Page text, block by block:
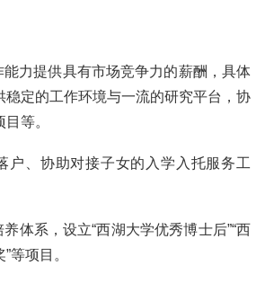
力提供具有市场竞争力的薪酬，具体
稳定的工作环境与一流的研究平台，协
等。
户、协助对接子女的入学入托服务工
体系，设立“西湖大学优秀博士后”“西
等项目。